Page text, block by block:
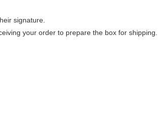
signature.
your order to prepare the box for shipping.